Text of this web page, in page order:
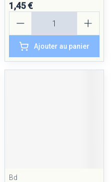
1,45 €
Ajouter au panier
Bd